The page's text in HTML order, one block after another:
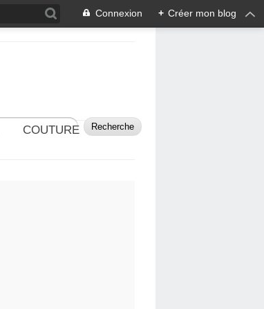
Connexion + Créer mon blog
COUTURE